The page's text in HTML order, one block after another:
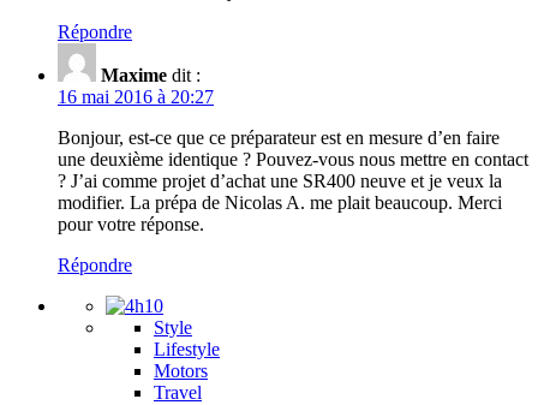
Répondre
Maxime dit :
16 mai 2016 à 20:27
Bonjour, est-ce que ce préparateur est en mesure d’en faire
une deuxième identique ? Pouvez-vous nous mettre en contact
? J’ai comme projet d’achat une SR400 neuve et je veux la
modifier. La prépa de Nicolas A. me plait beaucoup. Merci
pour votre réponse.
Répondre
Style
Lifestyle
Motors
Travel